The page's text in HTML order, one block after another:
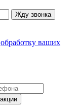
Жду звонка
обработку ваших